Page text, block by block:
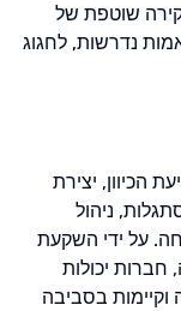
שוטפת של
נדרשות, לחגוג
הכיוון, יצירת
ניהול
על ידי השקעת
יכולות
בסביבה